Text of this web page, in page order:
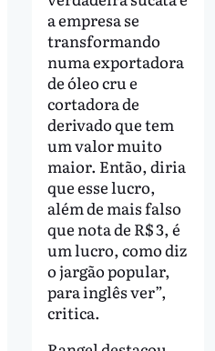
a empresa se
transformando
numa exportadora
de óleo cru e
cortadora de
derivado que tem
um valor muito
maior. Então, diria
que esse lucro,
além de mais falso
que nota de R$ 3, é
um lucro, como diz
o jargão popular,
para inglês ver”,
critica.